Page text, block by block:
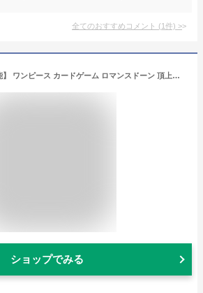
全てのおすすめコメント (1件) >
【ラッピング可能】 ワンピース カードゲーム ロマンスドーン 頂上決戦 強大な敵 謀略の王国 新時代の主役 双璧の覇者 ワンピースカード BOX ボックス ワンピ カード カードゲーム ONE PIECE 新品 未開封 ブースターパック ロマドン
ショップでみる